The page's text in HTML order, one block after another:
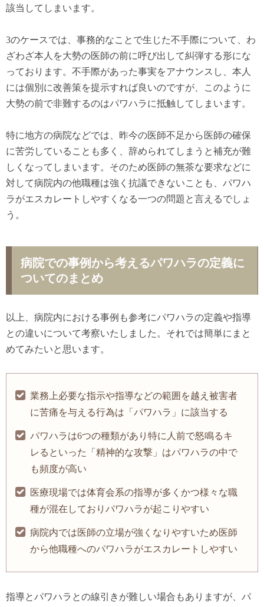
該当してしまいます。
3のケースでは、事務的なことで生じた不手際について、わ
ざわざ本人を大勢の医師の前に呼び出して糾弾する形にな
っております。不手際があった事実をアナウンスし、本人
には個別に改善策を提示すれば良いのですが、このように
大勢の前で非難するのはパワハラに抵触してしまいます。
特に地方の病院などでは、昨今の医師不足から医師の確保
に苦労していることも多く、辞められてしまうと補充が難
しくなってしまいます。そのため医師の無茶な要求などに
対して病院内の他職種は強く抗議できないことも、パワハ
ラがエスカレートしやすくなる一つの問題と言えるでしょ
う。
病院での事例から考えるパワハラの定義に
ついてのまとめ
以上、病院内における事例も参考にパワハラの定義や指導
との違いについて考察いたしました。それでは簡単にまと
めてみたいと思います。
業務上必要な指示や指導などの範囲を越え被害者
に苦痛を与える行為は「パワハラ」に該当する
パワハラは6つの種類があり特に人前で怒鳴るキ
レるといった「精神的な攻撃」はパワハラの中で
も頻度が高い
医療現場では体育会系の指導が多くかつ様々な職
種が混在しておりパワハラが起こりやすい
病院内では医師の立場が強くなりやすいため医師
から他職種へのパワハラがエスカレートしやすい
指導とパワハラとの線引きが難しい場合もありますが、パ